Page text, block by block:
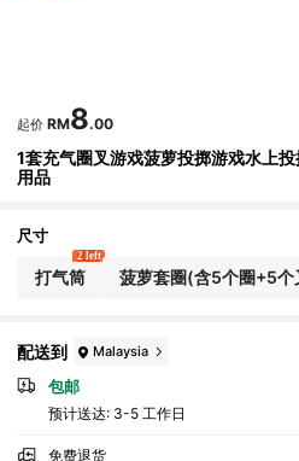
起价 RM8.00
1套充气圈叉游戏菠萝投掷游戏水上
用品
尺寸
打气筒
2 left
菠萝套圈(含5个圈+5个
配送到 Malaysia
包邮
预计送达: 3-5 工作日
免费退货